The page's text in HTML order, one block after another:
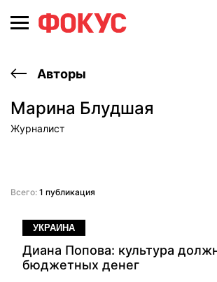
Авторы
Марина Блудшая
Журналист
Всего: 1 публикация
УКРАИНА
Диана Попова: культура
бюджетных денег